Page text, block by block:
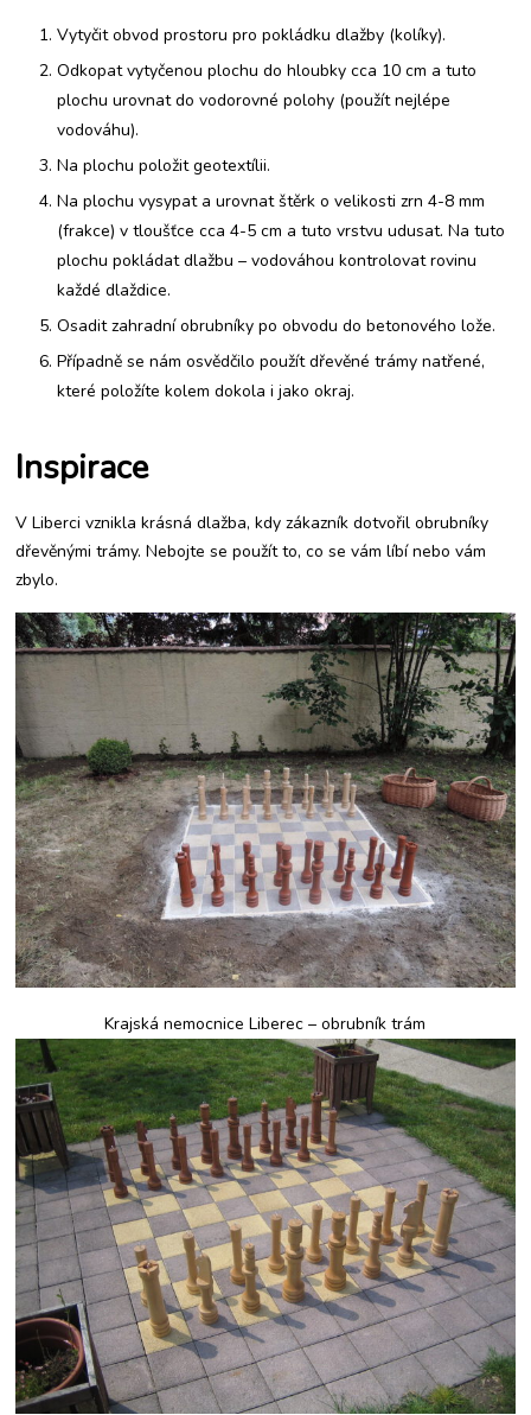
Vytyčit obvod prostoru pro pokládku dlažby (kolíky).
Odkopat vytyčenou plochu do hloubky cca 10 cm a tuto
plochu urovnat do vodorovné polohy (použít nejlépe
vodováhu).
Na plochu položit geotextílii.
Na plochu vysypat a urovnat štěrk o velikosti zrn 4-8 mm
(frakce) v tloušťce cca 4-5 cm a tuto vrstvu udusat. Na tuto
plochu pokládat dlažbu – vodováhou kontrolovat rovinu
každé dlaždice.
Osadit zahradní obrubníky po obvodu do betonového lože.
Případně se nám osvědčilo použít dřevěné trámy natřené,
které položíte kolem dokola i jako okraj.
Inspirace
V Liberci vznikla krásná dlažba, kdy zákazník dotvořil obrubníky
dřevěnými trámy. Nebojte se použít to, co se vám líbí nebo vám
zbylo.
Krajská nemocnice Liberec – obrubník trám